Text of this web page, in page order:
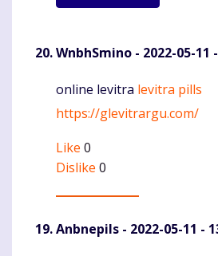
WnbhSmino - 2022-05-11
Komentaras
online levitra levitra pills
https://glevitrargu.com/
Like 0
Dislike 0
Anbnepils - 2022-05-11 -